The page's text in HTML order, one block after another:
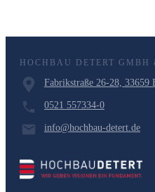
HOCHBAU DETERT GMBH
Fabrikstraße 26-28, 33659
0521 557334-0
info@hochbau-detert.de